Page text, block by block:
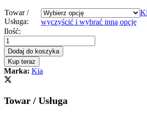
Towar /
Usługa:
wyczyścić i wybrać inną opcję
Turbosprężarka
turbina
Kia
Carens
1.7
CRDi
KM
Ilość:
Dodaj do koszyka
Kup teraz
Marka: Kia
Towar / Usługa